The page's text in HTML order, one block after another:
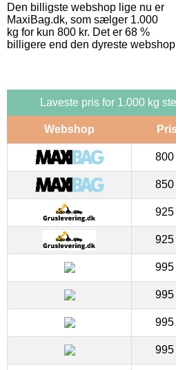
Den billigste webshop lige nu er
MaxiBag.dk, som sælger 1.000
kg for kun 800 kr. Det er 68 %
billigere end den dyreste
Laveste pris for 1.000 kg
Webshop
800
850
925
925
995
995
995
995